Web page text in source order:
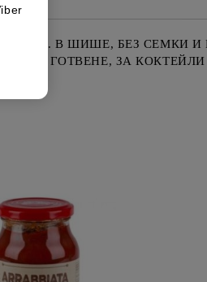
МЛ. В ШИШЕ, БЕЗ СЕМКИ И
ЗА ГОТВЕНЕ, ЗА